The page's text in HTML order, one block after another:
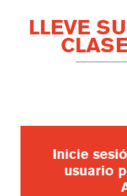
LLEVE
Inicie
usuario